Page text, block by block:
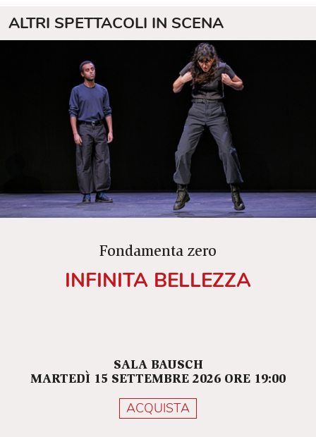
giovane assistente e con il mondo che cambia.
ALTRI SPETTACOLI IN SCENA
Fondamenta zero
INFINITA BELLEZZA
SALA BAUSCH
MARTEDÌ 15 SETTEMBRE 2026 ORE 19:00
ACQUISTA